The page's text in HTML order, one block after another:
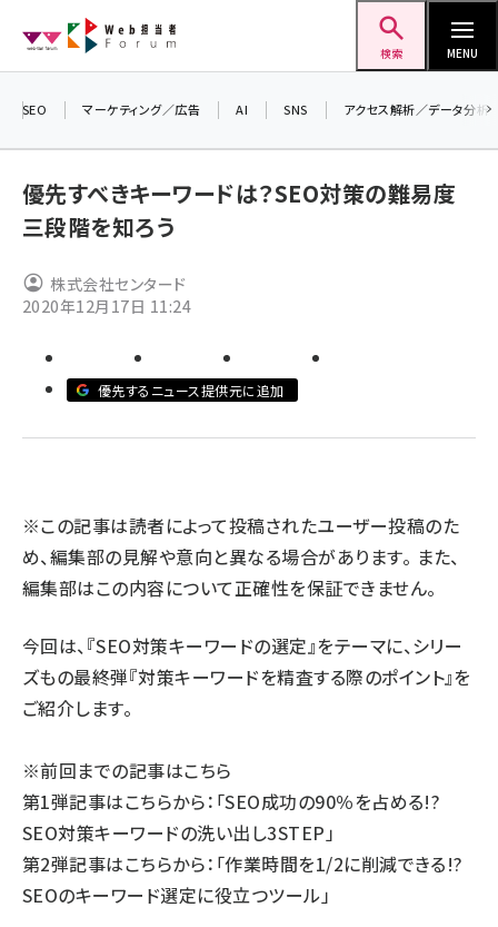
ン
検索 MENU
ai (2811)
note (2315)
llmo (1166)
SEO マーケティング／広告 AI SNS アクセス解析／データ分析
優先すべきキーワードは？SEO対策の難易度
三段階を知ろう
株式会社センタード
2020年12月17日 11:24
優先するニュース提供元に追加
※この記事は読者によって投稿されたユーザー投稿のた
め、編集部の見解や意向と異なる場合があります。 また、
編集部はこの内容について正確性を保証できません。
今回は、『SEO対策キーワードの選定』をテーマに、シリー
ズもの最終弾『対策キーワードを精査する際のポイント』を
ご紹介します。
※前回までの記事はこちら
第1弾記事はこちらから：「SEO成功の90％を占める!?
SEO対策キーワードの洗い出し3STEP」
第2弾記事はこちらから：「作業時間を1/2に削減できる!?
SEOのキーワード選定に役立つツール」
＼ 8
生成
るセ